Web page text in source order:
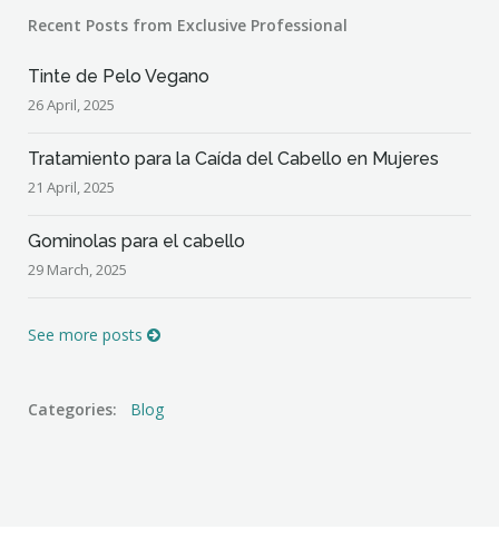
Recent Posts from Exclusive Professional
Tinte de Pelo Vegano
26 April, 2025
Tratamiento para la Caída del Cabello en Mujeres
21 April, 2025
Gominolas para el cabello
29 March, 2025
See more posts
Categories: Blog